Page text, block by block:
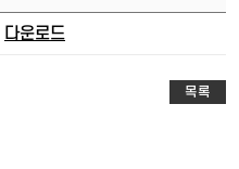
다운로드
목록